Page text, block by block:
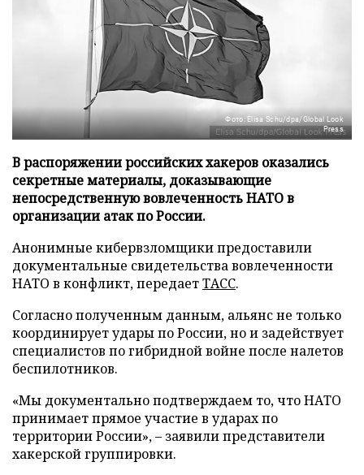
Фото: Elisa Schu/dpa/Global Look
Press
В распоряжении российских хакеров оказались
секретные материалы, доказывающие
непосредственную вовлеченность НАТО в
организации атак по России.
Анонимные кибервзломщики предоставили
документальные свидетельства вовлеченности
НАТО в конфликт, передаетТАСС.
Согласно полученным данным, альянс не только
координирует удары по России, но и задействует
специалистов по гибридной войне после налетов
беспилотников.
«Мы документально подтверждаем то, что НАТО
принимает прямое участие в ударах по
территории России», – заявили представители
хакерской группировки.